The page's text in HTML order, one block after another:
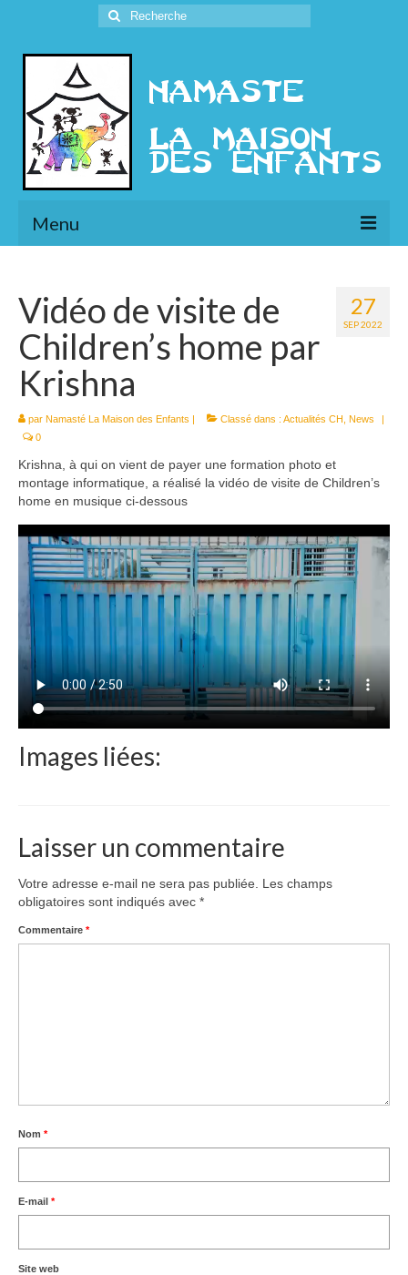
Rechercher
:
Menu
Présentation
l’Ethique
Historique
Le Népal
Documents
Parrainages
Missions 2023
Actualités
Nous contacter
27
SEP 2022
Vidéo de visite de
Children’s home par
Krishna
par Namasté La Maison des Enfants | Classé dans : Actualités CH News
|
0
Krishna, à qui on vient de payer une formation photo et
montage informatique, a réalisé la vidéo de visite de Children’s
home en musique ci-dessous
Images liées:
Laisser un commentaire
Votre adresse e-mail ne sera pas publiée.
Les champs
obligatoires sont indiqués avec *
Commentaire *
Nom *
E-mail *
Site web